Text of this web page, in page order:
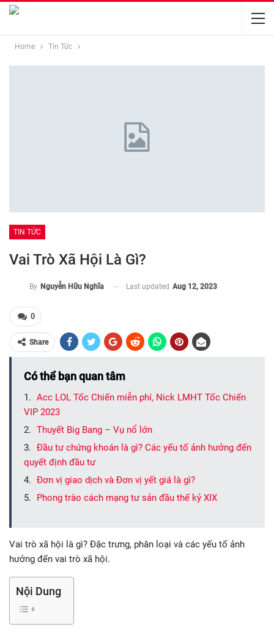
Home Tin Tức
TIN TỨC
Vai Trò Xã Hội Là Gì?
By Nguyễn Hữu Nghĩa Last updated Aug 12, 2023
0
Share
Có thể bạn quan tâm
Acc LOL Tốc Chiến miễn phí, Nick LMHT Tốc Chiến
VIP 2023
Thuyết Big Bang – Vụ nổ lớn
Đầu tư chứng khoán là gì? Các yếu tố ảnh hưởng đến
quyết định đầu tư
Đơn vị giao dịch và Đơn vị yết giá là gì?
Phong trào cách mạng tư sản đầu thế kỷ XIX
Vai trò xã hội là gì? Đặc trưng, phân loại và các yếu tố ảnh
hưởng đến vai trò xã hội.
Nội Dung